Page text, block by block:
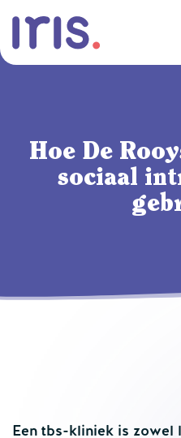
Hoe De
sociaal
Een tbs-kliniek is